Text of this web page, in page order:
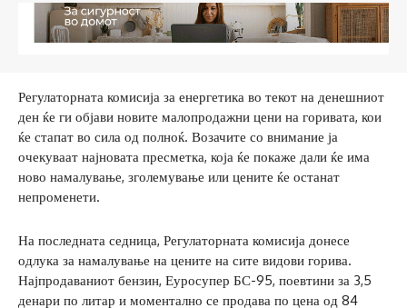
Регулаторната комисија за енергетика во текот на денешниот
ден ќе ги објави новите малопродажни цени на горивата, кои
ќе стапат во сила од полноќ. Возачите со внимание ја
очекуваат најновата пресметка, која ќе покаже дали ќе има
ново намалување, зголемување или цените ќе останат
непроменети.
На последната седница, Регулаторната комисија донесе
одлука за намалување на цените на сите видови горива.
Најпродаваниот бензин, Еуросупер БС-95, поевтини за 3,5
денари по литар и моментално се продава по цена од 84